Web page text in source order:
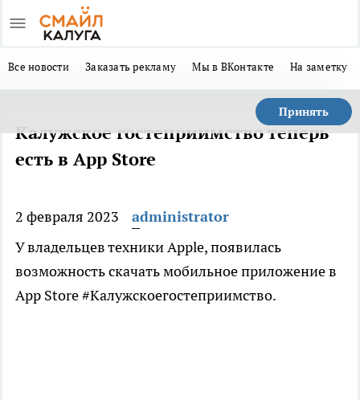
Все новости Заказать рекламу Мы в ВКонтакте На заметку
Принять
Калужское гостеприимство теперь
есть в App Store
2 февраля 2023
administrator
У владельцев техники Apple, появилась
возможность скачать мобильное приложение в
App Store #Калужскоегостеприимство.